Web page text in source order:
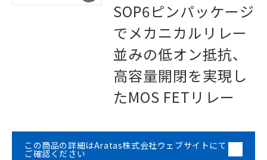
SOP6ピンパッケージ
でメカニカルリレー
並みの低オン抵抗、
高容量開閉を実現し
たMOS FETリレー
この商品の詳細はAratas株式会社ウェブサイトにて
ご確認ください